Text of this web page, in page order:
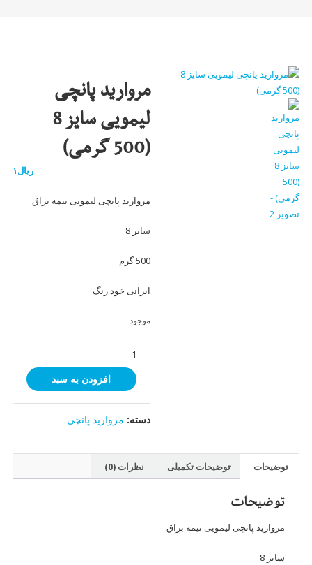
مروارید پانچی
لیمویی سایز 8
(500 گرمی)
ریال۱
مروارید پانچی لیمویی نیمه براق
سایز 8
500 گرم
ایرانی خود رنگ
موجود
مروارید
پانچی
لیمویی
عدد
افزودن به سبد
دسته: مروارید پانچی
توضیحات توضیحات تکمیلی نظرات (0)
توضیحات
مروارید پانچی لیمویی نیمه براق
سایز 8